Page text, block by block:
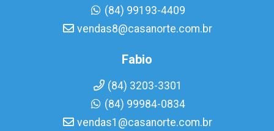
(84) 99193-4409
vendas8@casanorte.com.br
Fabio
(84) 3203-3301
(84) 99984-0834
vendas1@casanorte.com.br